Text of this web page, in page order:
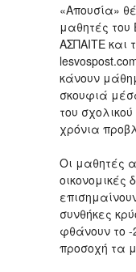
«Απουσία»
μαθητές του
ΑΣΠΑΙΤΕ και
κάνουν
σκουφιά
του
χρόνια
Οι μαθητές
οικονομικές
συνθήκες
φθάνουν το
προσοχή τα